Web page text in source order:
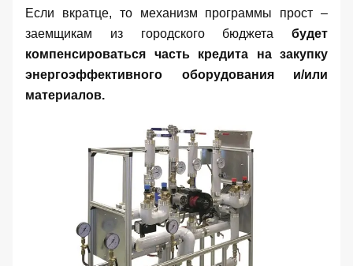
Если вкратце, то механизм программы прост –
заемщикам из городского бюджета будет
компенсироваться часть кредита на закупку
энергоэффективного оборудования и/или
материалов.